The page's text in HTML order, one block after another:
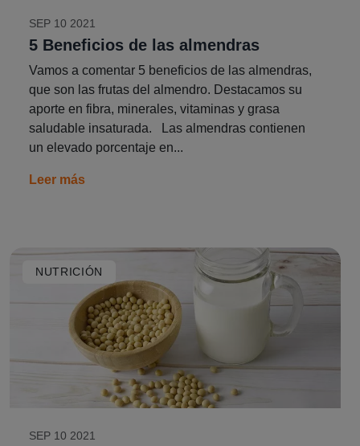
SEP 10 2021
5 Beneficios de las almendras
Vamos a comentar 5 beneficios de las almendras,
que son las frutas del almendro. Destacamos su
aporte en fibra, minerales, vitaminas y grasa
saludable insaturada. Las almendras contienen
un elevado porcentaje en...
Leer más
NUTRICIÓN
SEP 10 2021